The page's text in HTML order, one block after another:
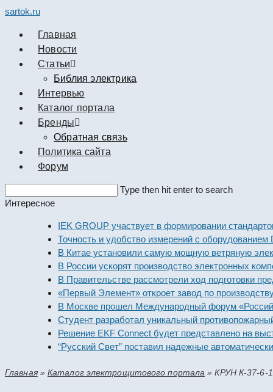
sartok.ru
Главная
Новости
Cтатьи
Библия электрика
Интервью
Каталог портала
Бренды
Обратная связь
Политика сайта
Форум
this
Type then hit enter to search
Интересное
IEK GROUP участвует в формировании стандартов
Точность и удобство измерений с оборудованием
В Китае установили самую мощную ветряную
В России ускорят производство электронных
В Правительстве рассмотрели ход подготовки
«Первый Элемент» откроет завод по производству
В Москве прошел Международный форум «Российская
Студент разработал уникальный противопожарный
Решение EKF Connect будет представлено на
“Русский Свет” поставил надежные автоматические
Главная»Каталог электрощитового портала »КРУН К-37-6-